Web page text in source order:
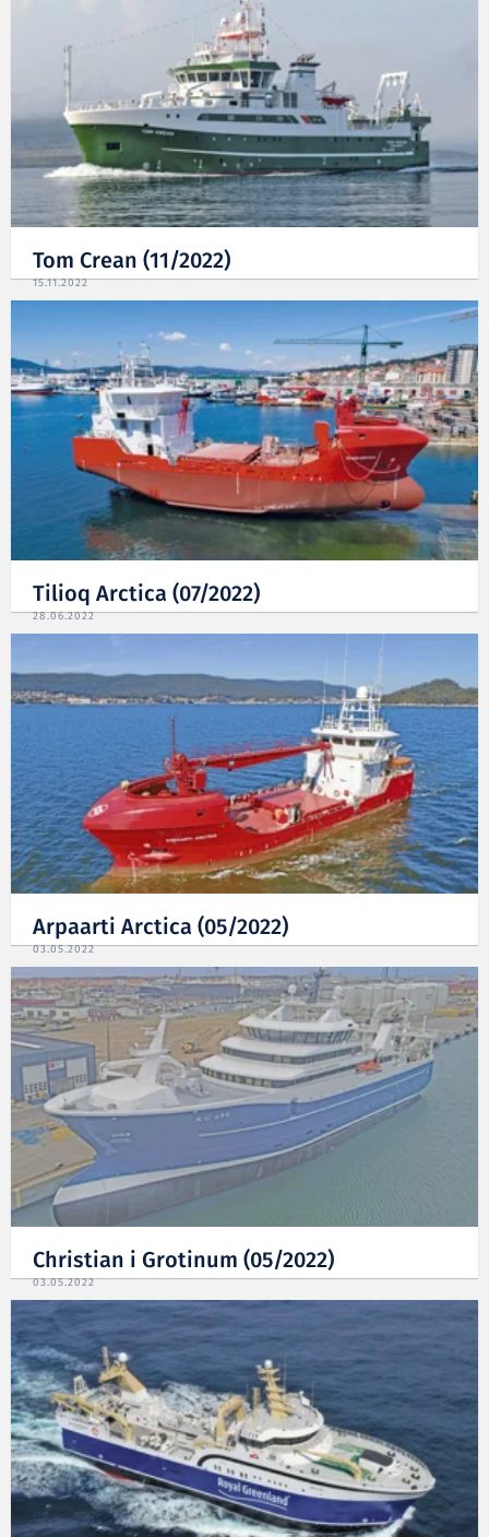
Tom Crean (11/2022)
15.11.2022
Tilioq Arctica (07/2022)
28.06.2022
Arpaarti Arctica (05/2022)
03.05.2022
Christian i Grotinum (05/2022)
03.05.2022